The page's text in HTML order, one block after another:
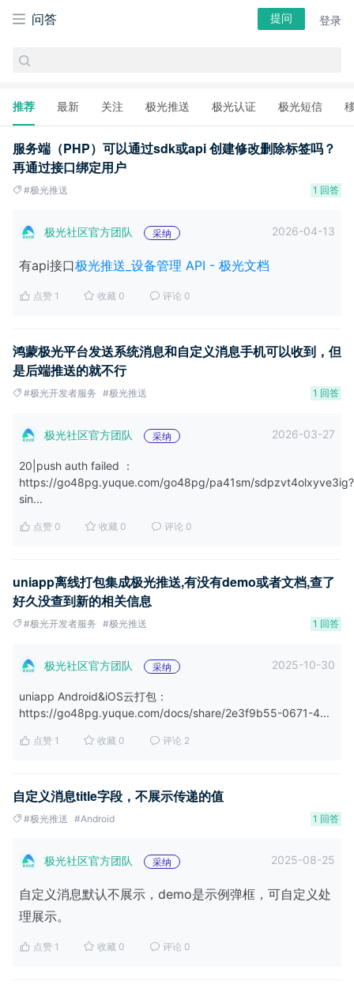
问答 提问 登录
推荐 最新 关注 极光推送 极光认证 极光短信
服务端（PHP）可以通过sdk或api 创建修改删除标签吗？
再通过接口绑定用户
#极光推送 1 回答
极光社区官方团队 采纳 2026-04-13
有api接口极光推送_设备管理 API - 极光文档
点赞 1 收藏 0 评论 0
鸿蒙极光平台发送系统消息和自定义消息手机可以收到，但
是后端推送的就不行
#极光开发者服务 #极光推送 1 回答
极光社区官方团队 采纳 2026-03-27
20|push auth failed ：
https://go48pg.yuque.com/go48pg/pa41sm/sdpzvt4olxyve3ig?
sin...
点赞 0 收藏 0 评论 0
uniapp离线打包集成极光推送,有没有demo或者文档,查了
好久没查到新的相关信息
#极光开发者服务 #极光推送 1 回答
极光社区官方团队 采纳 2025-10-30
uniapp Android&iOS云打包：
https://go48pg.yuque.com/docs/share/2e3f9b55-0671-4...
点赞 1 收藏 0 评论 2
自定义消息title字段，不展示传递的值
#极光推送 #Android 1 回答
极光社区官方团队 采纳 2025-08-25
自定义消息默认不展示，demo是示例弹框，可自定义处
理展示。
点赞 1 收藏 0 评论 0